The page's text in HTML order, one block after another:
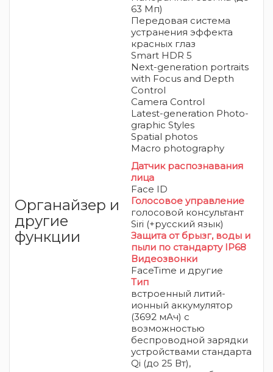
63 Мп)
Передовая система
устранения эффекта
красных глаз
Smart HDR 5
Next-generation portraits
with Focus and Depth
Control
Camera Control
Latest-generation Photo­
graphic Styles
Spatial photos
Macro photography
Органайзер и
другие
функции
Датчик распознавания
лица
Face ID
Голосовое управление
голосовой консультант
Siri (+русский язык)
Защита от брызг, воды и
пыли по стандарту IP68
Видеозвонки
FaceTime и другие
Тип
встроенный литий-
ионный аккумулятор
(3692 мАч) с
возможностью
беспроводной зарядки
устройствами стандарта
Qi (до 25 Вт),